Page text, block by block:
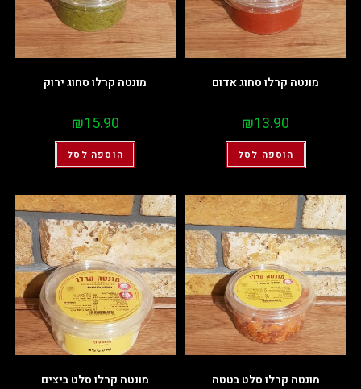
מונטה קרלו סחוג אדום
₪13.90
הוספה לסל
מונטה קרלו סחוג ירוק
₪15.90
הוספה לסל
מונטה קרלו סלט בטטה מונטה קרלו סלט ביצים